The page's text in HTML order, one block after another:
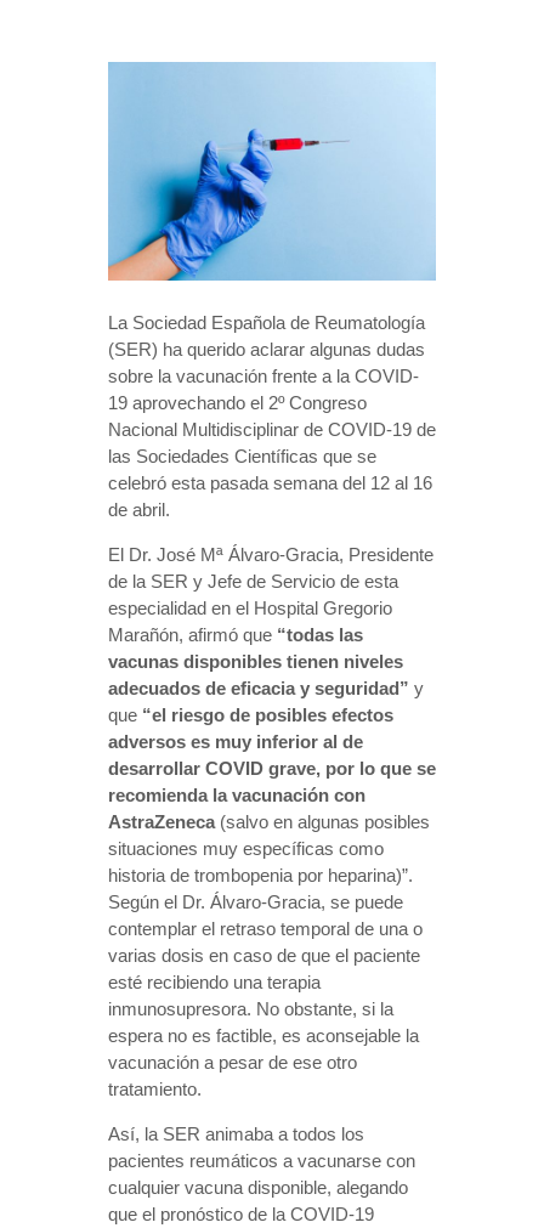
La Sociedad Española de Reumatología
(SER) ha querido aclarar algunas dudas
sobre la vacunación frente a la COVID-
19 aprovechando el 2º Congreso
Nacional Multidisciplinar de COVID-19 de
las Sociedades Científicas que se
celebró esta pasada semana del 12 al 16
de abril.
El Dr. José Mª Álvaro-Gracia, Presidente
de la SER y Jefe de Servicio de esta
especialidad en el Hospital Gregorio
Marañón, afirmó que “todas las
vacunas disponibles tienen niveles
adecuados de eficacia y seguridad” y
que “el riesgo de posibles efectos
adversos es muy inferior al de
desarrollar COVID grave, por lo que se
recomienda la vacunación con
AstraZeneca(salvo en algunas posibles
situaciones muy específicas como
historia de trombopenia por heparina)”.
Según el Dr. Álvaro-Gracia, se puede
contemplar el retraso temporal de una o
varias dosis en caso de que el paciente
esté recibiendo una terapia
inmunosupresora. No obstante, si la
espera no es factible, es aconsejable la
vacunación a pesar de ese otro
tratamiento.
Así, la SER animaba a todos los
pacientes reumáticos a vacunarse con
cualquier vacuna disponible, alegando
que el pronóstico de la COVID-19